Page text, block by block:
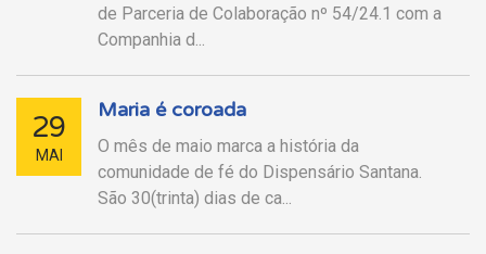
de Parceria de Colaboração nº 54/24.1 com a
Companhia d...
29
MAI
Maria é coroada
O mês de maio marca a história da
comunidade de fé do Dispensário Santana.
São 30(trinta) dias de ca...